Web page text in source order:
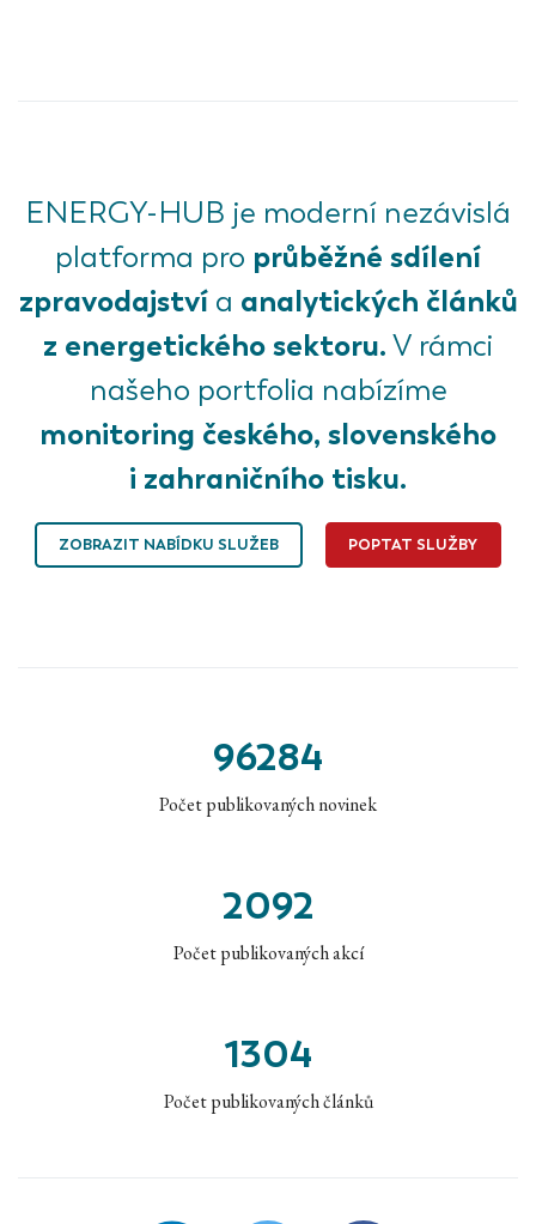
ENERGY-HUB je moderní nezávislá
platforma pro průběžné sdílení
zpravodajstvía analytických článků
z energetického sektoru. V rámci
našeho portfolia nabízíme
monitoring českého, slovenského
i zahraničního tisku.
ZOBRAZIT NABÍDKU SLUŽEB POPTAT SLUŽBY
96284
Počet publikovaných novinek
2092
Počet publikovaných akcí
1304
Počet publikovaných článků